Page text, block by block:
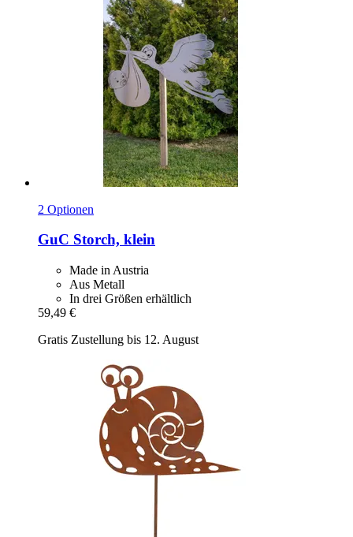
2 Optionen
GuC Storch, klein
Made in Austria
Aus Metall
In drei Größen erhältlich
59,49 €
Gratis Zustellung bis 12. August